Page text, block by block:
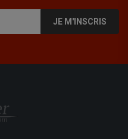
JE M'INSCRIS